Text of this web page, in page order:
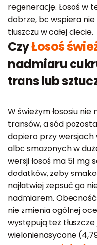
regenerację. Łosoś w
dobrze, bo wspiera
tłuszczu w całej diecie.
CzyŁosoś
nadmiaru
trans lub
W świeżym łososiu
transów, a sód
dopiero przy
albo smażonych w
wersji łosoś ma 51 mg
dodatków, żeby
najłatwiej zepsuć go
nadmiarem.
nie zmienia ogólnej
występują też
wielonienasycone